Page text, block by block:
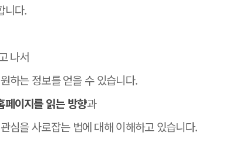
니다.
나서
하는 정보를 얻을 수 있습니다.
페이지를 읽는 방향과
심을 사로잡는 법에 대해 이해하고 있습니다.